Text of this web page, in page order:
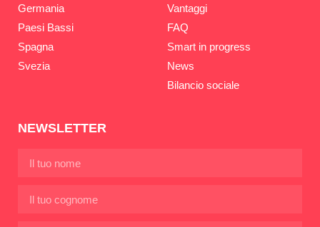
Germania
Paesi Bassi
Spagna
Svezia
Vantaggi
FAQ
Smart in progress
News
Bilancio sociale
NEWSLETTER